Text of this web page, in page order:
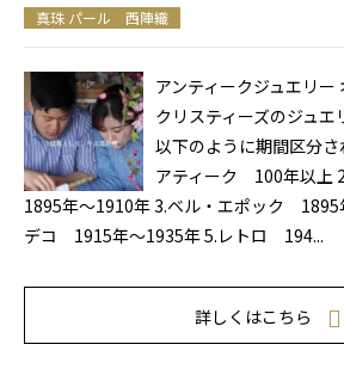
真珠 パール 西陣織
アンティークジュエリー
クリスティーズのジュ
以下のように期間区分さ
アティーク 100年以上
1895年～1910年 3.ベル・エポック 1895
デコ 1915年～1935年 5.レトロ 194...
詳しくはこちら